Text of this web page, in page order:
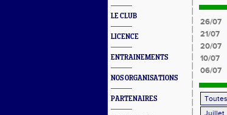
LE CLUB
LICENCE
ENTRAINEMENTS
NOS ORGANISATIONS
PARTENAIRES
26/07
21/07
20/07
10/07
06/07